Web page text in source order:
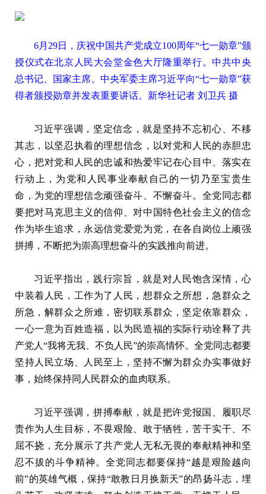
6月29日，庆祝中国共产党成立100周年“七一勋章”颁
授仪式在北京人民大会堂金色大厅隆重举行。中共中央
总书记、国家主席、中央军委主席习近平向“七一勋章”获
得者颁授勋章并发表重要讲话。新华社记者 刘卫兵 摄
习近平强调，坚定信念，就是坚持不忘初心、不移
其志，以坚忍执着的理想信念，以对党和人民的赤胆忠
心，把对党和人民的忠诚和热爱牢记在心目中、落实在
行动上，为党和人民事业奉献自己的一切乃至宝贵生
命，为党的理想信念顽强奋斗、不懈奋斗。全党同志都
要把对马克思主义的信仰、对中国特色社会主义的信念
作为毕生追求，永远信党爱党为党，在各自岗位上顽强
拼搏，不断把为崇高理想奋斗的实践推向前进。
习近平指出，践行宗旨，就是对人民饱含深情，心
中装着人民，工作为了人民，想群众之所想，急群众之
所急，解群众之所难，密切联系群众，坚定依靠群众，
一心一意为百姓造福，以为民造福的实际行动诠释了共
产党人“我将无我、不负人民”的崇高情怀。全党同志都要
坚持人民立场、人民至上，坚持不懈为群众办实事做好
事，始终保持同人民群众的血肉联系。
习近平强调，拼搏奉献，就是把许党报国、履职尽
责作为人生目标，不畏艰险、敢于牺牲，苦干实干、不
屈不挠，充分展示了共产党人无私无畏的奉献精神和坚
忍不拔的斗争精神。全党同志都要保持“越是艰险越向
前”的英雄气概，保持“敢教日月换新天”的昂扬斗志，埋